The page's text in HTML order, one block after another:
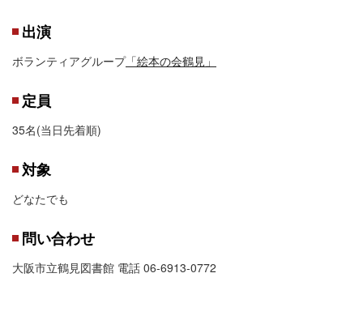
出演
ボランティアグループ「絵本の会鶴見」
定員
35名(当日先着順)
対象
どなたでも
問い合わせ
大阪市立鶴見図書館 電話 06-6913-0772